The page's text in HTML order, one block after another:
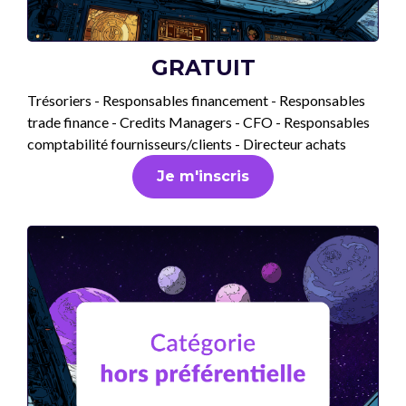
GRATUIT
Trésoriers - Responsables financement - Responsables
trade finance - Credits Managers - CFO - Responsables
comptabilité fournisseurs/clients - Directeur achats
Je m'inscris